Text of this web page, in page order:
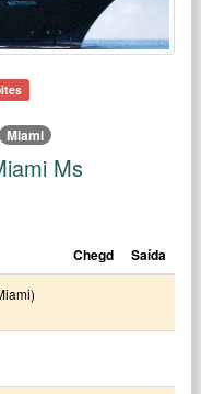
Miami
Ms
Chegd Saída